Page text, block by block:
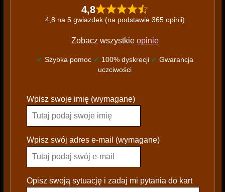
4,8
4,8 na 5 gwiazdek (na podstawie 365 opinii)
Zobacz wszystkie opinie
✔ Szybka pomoc ✔ 100% dyskrecji ✔ Gwarancja
uczciwości
l
a
s
e
a
Wpisz swoje imię (wymagane)
Wpisz swój adres e-mail (wymagane)
Opisz swoją sytuację i zadaj mi pytania do kart